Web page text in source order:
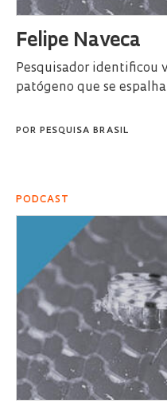
Felipe Naveca
Pesquisador identificou
patógeno que se
POR PESQUISA BRASIL
PODCAST